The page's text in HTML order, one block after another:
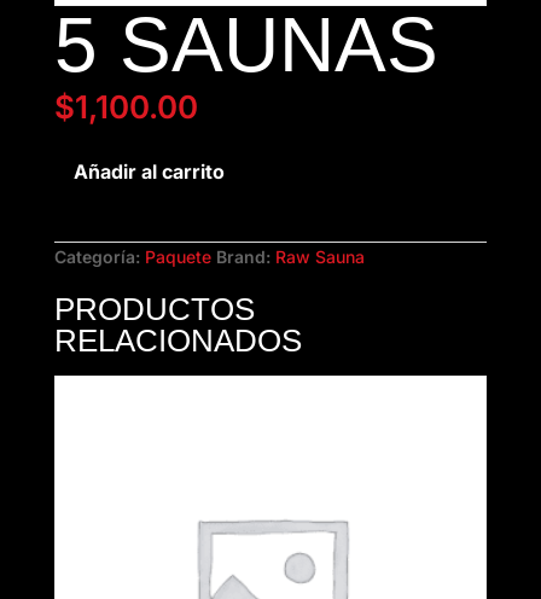
5 SAUNAS
$1,100.00
saunas
cantidad
Añadir al carrito
Categoría: Paquete Brand: Raw Sauna
PRODUCTOS
RELACIONADOS